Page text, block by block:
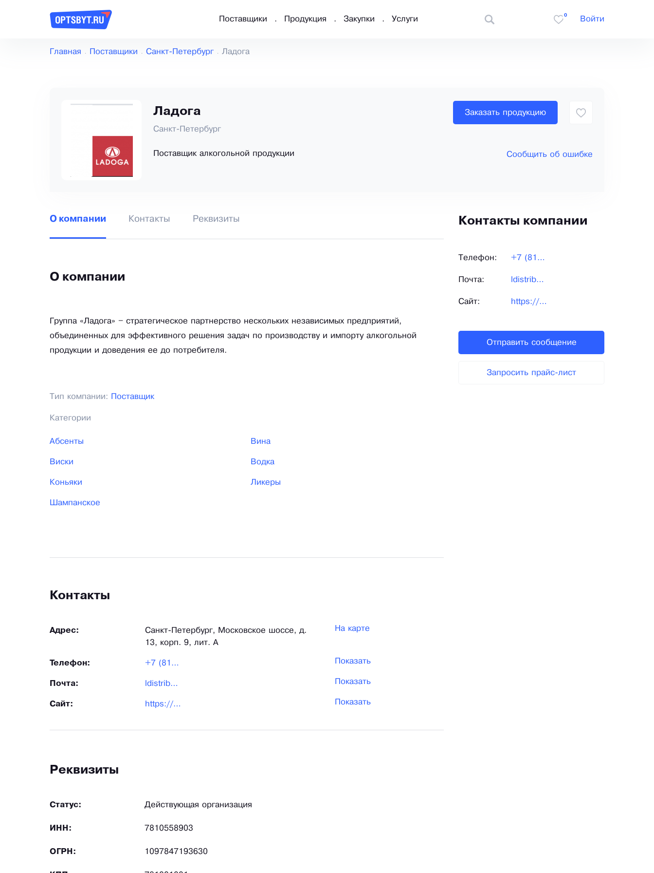
Поставщики Продукция Закупки Услуги
0
Войти
Главная Поставщики Санкт-Петербург Ладога
Ладога
Санкт-Петербург
Поставщик алкогольной продукции
Заказать продукцию
Сообщить об ошибке
О компании Контакты Реквизиты
О компании
Группа «Ладога» – стратегическое партнерство нескольких независимых предприятий,
объединенных для эффективного решения задач по производству и импорту алкогольной
продукции и доведения ее до потребителя.
Тип компании: Поставщик
Категории
Абсенты Вина
Виски Водка
Коньяки Ликеры
Шампанское
Контакты
Адрес:
Санкт-Петербург, Московское шоссе, д.
13, корп. 9, лит. А
На карте
Телефон: +7 (812)336-96-69|+7 Показать
Почта: ldistribution@ladogaspb.ru Показать
Сайт: https://www.ladogaspb.ru/ Показать
Реквизиты
Статус: Действующая организация
ИНН: 7810558903
ОГРН: 1097847193630
Контакты компании
Телефон: +7 (812)336-96-69|+7
Почта: ldistribution@ladogaspb.ru
Сайт: https://www.ladogaspb.ru/
Отправить сообщение
Запросить прайс-лист